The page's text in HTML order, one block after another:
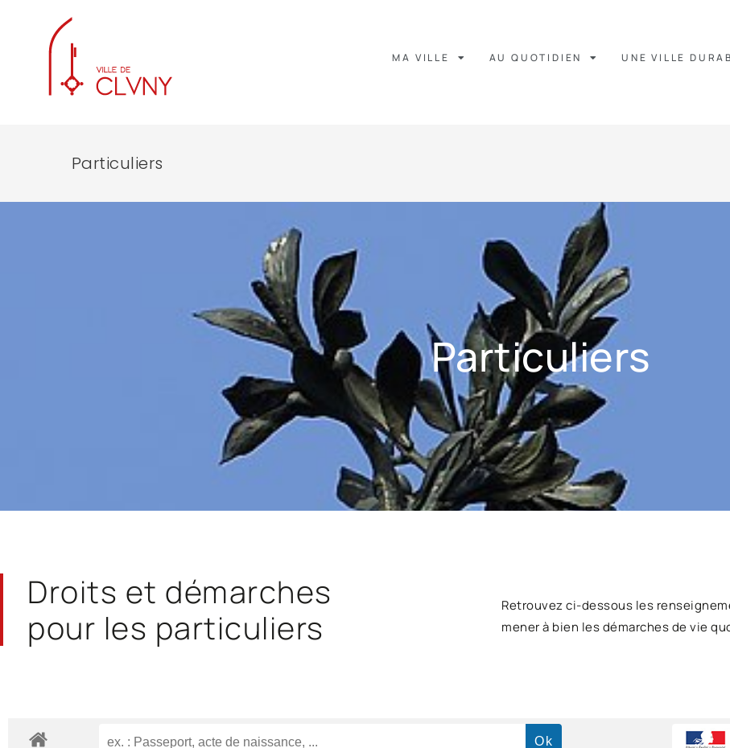
MA VILLE AU QUOTIDIEN UNE VILLE
Particuliers
Particuliers
Droits et démarches
pour les particuliers
Retrouvez ci-dessous les
mener à bien les démarches de vie